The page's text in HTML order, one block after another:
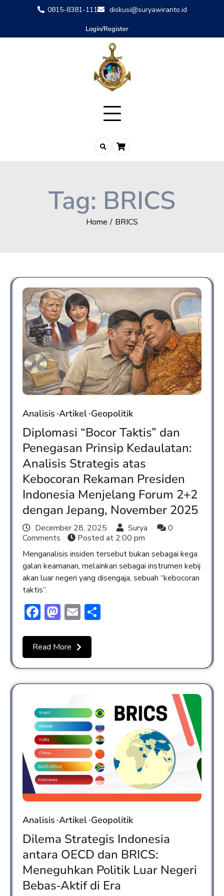
0815-8381-111 diskusi@suryawiranto.id
Login/Register
Tag: BRICS
Home BRICS
Analisis Artikel Geopolitik
Diplomasi “Bocor Taktis” dan
Penegasan Prinsip Kedaulatan:
Analisis Strategis atas
Kebocoran Rekaman Presiden
Indonesia Menjelang Forum 2+2
dengan Jepang, November 2025
December 28, 2025 Surya
0
Comments
Posted at 2:00 pm
Menganalisis insiden tersebut bukan sebagai kega
galan keamanan, melainkan sebagai instrumen kebij
akan luar negeri yang disengaja, sebuah “kebocoran
taktis”.
Facebook
Mastodon
Email
Read More
Analisis Artikel Geopolitik
Dilema Strategis Indonesia
antara OECD dan BRICS:
Meneguhkan Politik Luar Negeri
Bebas‑Aktif di Era